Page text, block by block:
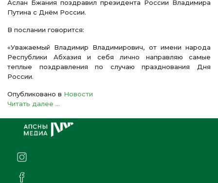
Аслан Бжания поздравил президента России Владимира
Путина с Днём России.
В послании говорится:
«Уважаемый Владимир Владимирович, от имени народа
Республики Абхазия и себя лично направляю самые
теплые поздравления по случаю празднования Дня
России.
Опубликовано в Новости
Читать далее ...